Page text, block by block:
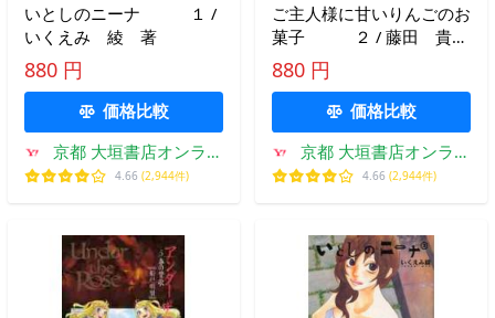
いとしのニーナ １ /
いくえみ 綾 著
880 円
価格比較
京都 大垣書店オンライ
ン
4.66 (2,944件)
ご主人様に甘いりんごのお
菓子 ２ / 藤田 貴
美 著
880 円
価格比較
京都 大垣書店オンライ
ン
4.66 (2,944件)